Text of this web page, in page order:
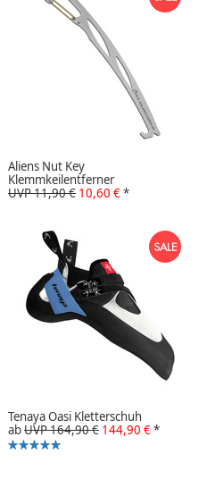
Aliens Nut Key
Klemmkeilentferner
UVP 11,90 € 10,60 €*
Tenaya Oasi Kletterschuh
abUVP 164,90 € 144,90 €*